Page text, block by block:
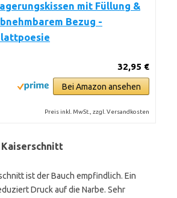
mit Füllung &
Bezug -
32,95 €
Bei Amazon ansehen
Preis inkl. MwSt., zzgl. Versandkosten
Kaiserschnitt
ist der Bauch empfindlich. Ein
Druck auf die Narbe. Sehr